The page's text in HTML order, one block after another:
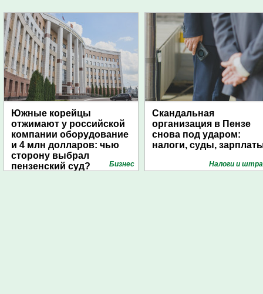
Южные корейцы
отжимают у российской
компании оборудование
и 4 млн долларов: чью
сторону выбрал
пензенский суд?
Бизнес
Скандальная
организация в Пензе
снова под ударом:
налоги, суды,
Налоги и